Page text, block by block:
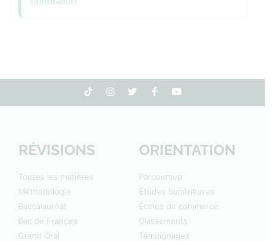
RÉVISIONS
Toutes les matières
Méthodologie
Baccalauréat
Bac de Français
Grand Oral
ORIENTATION
Parcoursup
Études Supérieures
Écoles de commerce
Classements
Témoignages